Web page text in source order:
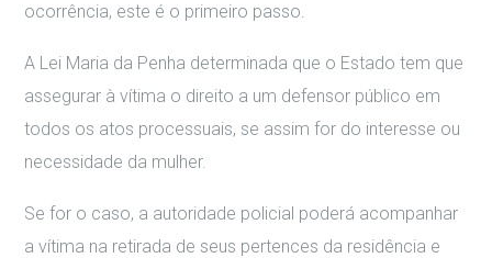
ocorrência, este é o primeiro passo.
A Lei Maria da Penha determinada que o Estado tem que
assegurar à vítima o direito a um defensor público em
todos os atos processuais, se assim for do interesse ou
necessidade da mulher.
Se for o caso, a autoridade policial poderá acompanhar
a vítima na retirada de seus pertences da residência e